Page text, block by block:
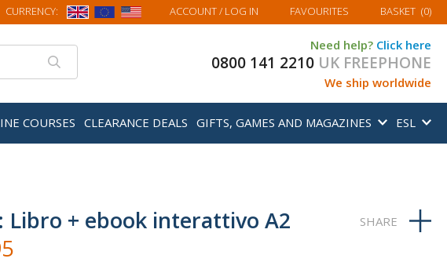
CURRENCY: ACCOUNT/ LOG IN FAVOURITES MY BASKET
BASKET (0)
Need help? Click here
0800 141 2210 UK FREEPHONE
We ship worldwide
COURSES CLEARANCE DEALS GIFTS, GAMES AND MAGAZINES ESL
Libro + ebook interattivo A2